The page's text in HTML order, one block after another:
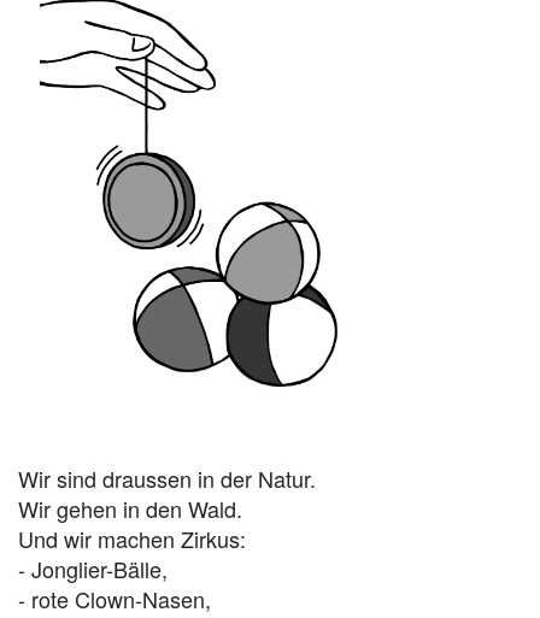
Wir sind draussen in der Natur.
Wir gehen in den Wald.
Und wir machen Zirkus:
- Jonglier-Bälle,
- rote Clown-Nasen,